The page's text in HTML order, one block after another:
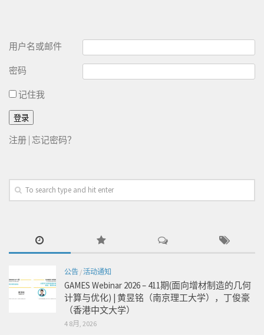
用户名或邮件
密码
记住我
注册 | 忘记密码？
公告 /活动通知
GAMES Webinar 2026 – 411期(面向增材制造的几何
计算与优化) | 黄昱铭（南京理工大学），丁俊豪
（香港中文大学）
4 8月, 2026